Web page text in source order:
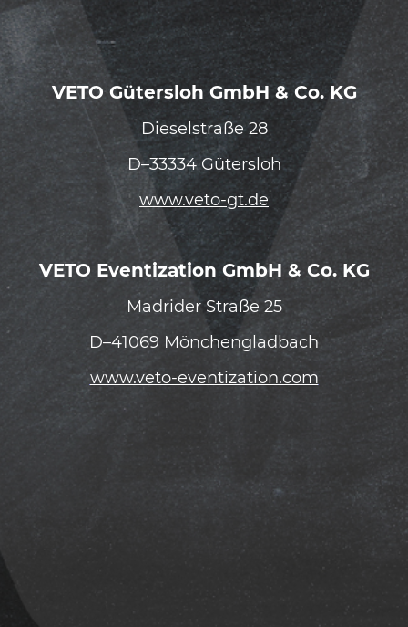
VETO Gütersloh GmbH & Co. KG
Dieselstraße 28
D–33334 Gütersloh
www.veto-gt.de
VETO Eventization GmbH & Co. KG
Madrider Straße 25
D–41069 Mönchengladbach
www.veto-eventization.com